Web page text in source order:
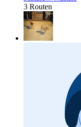
3 Routen